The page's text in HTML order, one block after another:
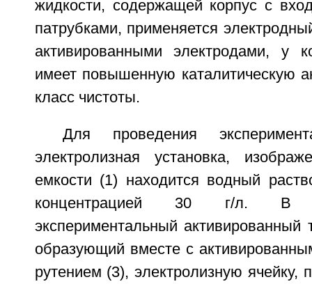
жидкости, содержащей корпус с
патрубками, применяется
активированными электродами, у
имеет повышенную каталитическую
класс чистоты.
Для проведения
электролизная установка,
емкости (1) находится водный
концентрацией 30 г/л. В
экспериментальный активированный
образующий вместе с
рутением (3), электролизную ячейку,